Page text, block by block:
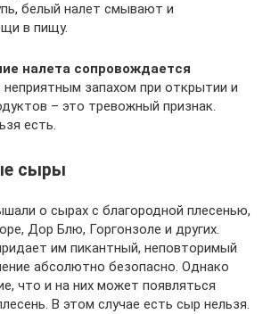
белый налет смывают и
в пищу.
налета сопровождается
неприятным запахом при открытии и
– это тревожный признак.
есть.
сыры
о сырах с благородной плесенью,
Дор Блю, Горгонзоле и других.
им пикантный, неповторимый
абсолютно безопасно. Однако
что и на них может появляться
В этом случае есть сыр нельзя.